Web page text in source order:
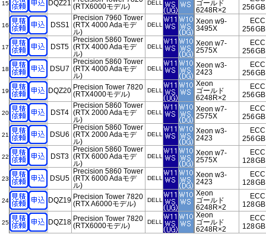
15 DQZ21 (RTX6000モデル)
DELL
ゴールド
6248R×2
256GB
16 DSS1
Precision 7960 Tower
(RTX 4000 Adaモデ
ル)
DELL
Xeon w9-
3495X
ECC
256GB
17 DST5
Precision 5860 Tower
(RTX 4000 Adaモデ
ル)
DELL
Xeon w7-
2575X
ECC
256GB
18 DSU7
Precision 5860 Tower
(RTX 4000 Adaモデ
ル)
DELL
Xeon w3-
2423
ECC
256GB
19 DQZ20 Precision Tower 7820
(RTX4000モデル)
DELL
Xeon
ゴールド
6248R×2
ECC
256GB
20 DST4
Precision 5860 Tower
(RTX 2000 Adaモデ
ル)
DELL
Xeon w7-
2575X
ECC
256GB
21 DSU6
Precision 5860 Tower
(RTX 2000 Adaモデ
ル)
DELL
Xeon w3-
2423
ECC
256GB
22 DST3
Precision 5860 Tower
(RTX 6000 Adaモデ
ル)
DELL
Xeon w7-
2575X
ECC
128GB
23 DSU5
Precision 5860 Tower
(RTX 6000 Adaモデ
ル)
DELL
Xeon w3-
2423
ECC
128GB
24 DQZ19 Precision Tower 7820
(RTX A6000モデル)
DELL
Xeon
ゴールド
6248R×2
ECC
128GB
25 DQZ18 Precision Tower 7820
(RTX6000モデル)
DELL
Xeon
ゴールド
6248R×2
ECC
128GB